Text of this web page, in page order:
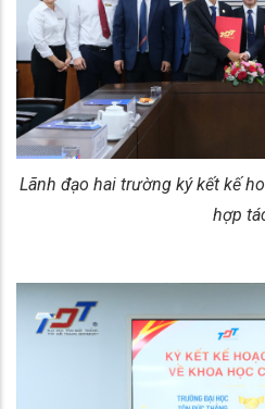
Lãnh đạo hai trường ký kết kế
hợp